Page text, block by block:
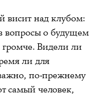
висит над клубом:
вопросы о будущем
громче. Видели ли
ли для
по-прежнему
самый человек,